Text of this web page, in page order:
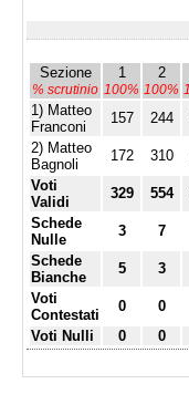
Sezione
% scrutinio
1
100%
2
100%
1) Matteo
Franconi
157 244
2) Matteo
Bagnoli
172 310
Voti
Validi
329 554
Schede
Nulle
3 7
Schede
Bianche
5 3
Voti
Contestati
0 0
Voti Nulli
0 0